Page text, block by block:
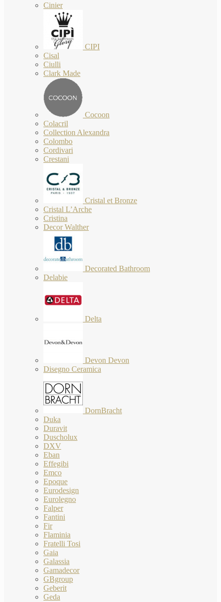
Cinier
CIPI
Cisal
Ciulli
Clark Made
Cocoon
Colacril
Collection Alexandra
Colombo
Cordivari
Crestani
Cristal et Bronze
Cristal L’Arche
Cristina
Decor Walther
Decorated Bathroom
Delabie
Delta
Devon Devon
Disegno Ceramica
DornBracht
Duka
Duravit
Duscholux
DXV
Eban
Effegibi
Emco
Epoque
Eurodesign
Eurolegno
Falper
Fantini
Fir
Flaminia
Fratelli Tosi
Gaia
Galassia
Gamadecor
GBgroup
Geberit
Geda